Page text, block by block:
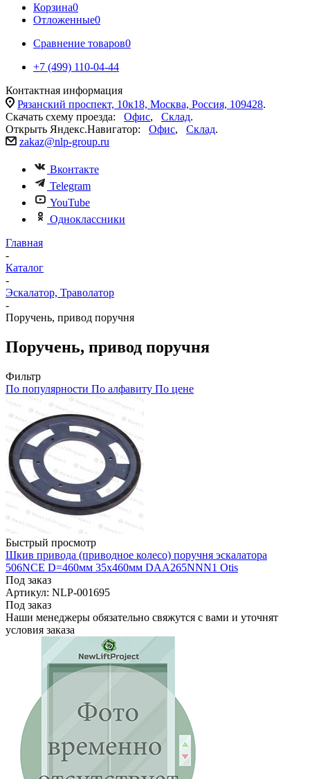
Корзина0
Отложенные0
Сравнение товаров0
+7 (499) 110-04-44
Контактная информация
Рязанский проспект, 10к18, Москва, Россия, 109428.
Скачать схему проезда: Офис, Склад.
Открыть Яндекс.Навигатор: Офис, Склад.
zakaz@nlp-group.ru
Вконтакте
Telegram
YouTube
Одноклассники
Главная
-
Каталог
-
Эскалатор, Траволатор
-
Поручень, привод поручня
Поручень, привод поручня
Фильтр
По популярности По алфавиту По цене
Быстрый просмотр
Шкив привода (приводное колесо) поручня эскалатора
506NCE D=460мм 35х460мм DAA265NNN1 Otis
Под заказ
Артикул: NLP-001695
Под заказ
Наши менеджеры обязательно свяжутся с вами и уточнят
условия заказа